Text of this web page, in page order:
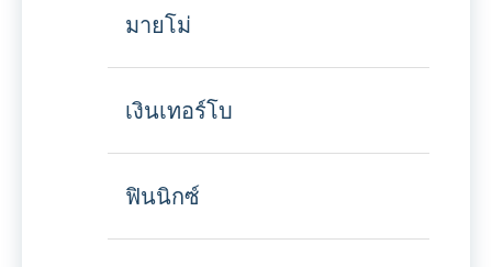
มายโม่
เงินเทอร์โบ
ฟินนิกซ์